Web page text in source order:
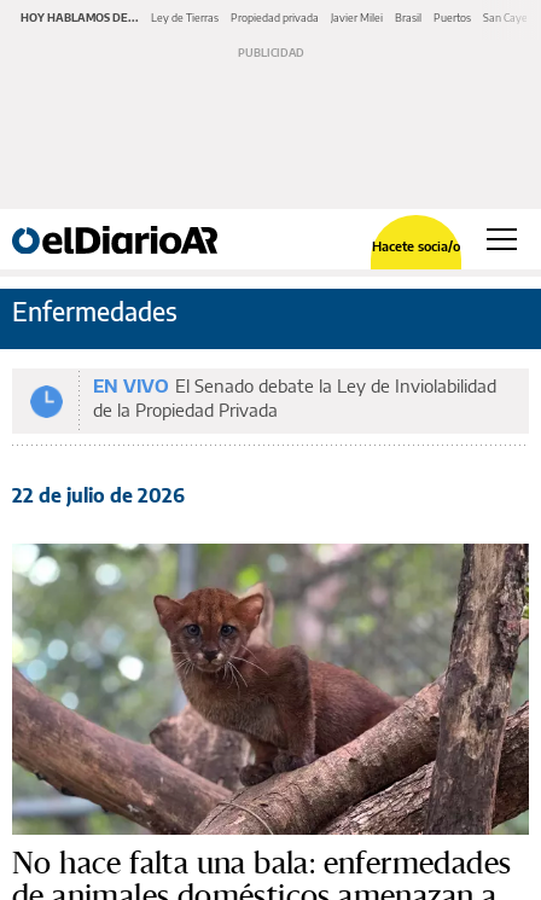
HOY HABLAMOS DE... Ley de Tierras Propiedad privada Javier Milei Brasil Puertos San
Hacete socia/o
Enfermedades
EN VIVO El Senado debate la Ley de Inviolabilidad
de la Propiedad Privada
22 de julio de 2026
No hace falta una bala: enfermedades